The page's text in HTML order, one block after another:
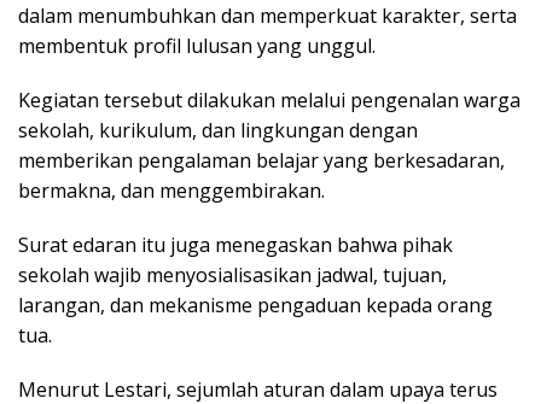
dalam menumbuhkan dan memperkuat karakter, serta
membentuk profil lulusan yang unggul.
Kegiatan tersebut dilakukan melalui pengenalan warga
sekolah, kurikulum, dan lingkungan dengan
memberikan pengalaman belajar yang berkesadaran,
bermakna, dan menggembirakan.
Surat edaran itu juga menegaskan bahwa pihak
sekolah wajib menyosialisasikan jadwal, tujuan,
larangan, dan mekanisme pengaduan kepada orang
tua.
Menurut Lestari, sejumlah aturan dalam upaya terus